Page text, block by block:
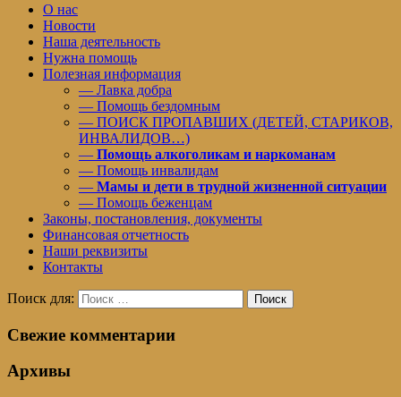
О нас
Новости
Наша деятельность
Нужна помощь
Полезная информация
— Лавка добра
— Помощь бездомным
— ПОИСК ПРОПАВШИХ (ДЕТЕЙ, СТАРИКОВ,
ИНВАЛИДОВ…)
— Помощь алкоголикам и наркоманам
— Помощь инвалидам
— Мамы и дети в трудной жизненной ситуации
— Помощь беженцам
Законы, постановления, документы
Финансовая отчетность
Наши реквизиты
Контакты
Поиск для: Поиск
Свежие комментарии
Архивы